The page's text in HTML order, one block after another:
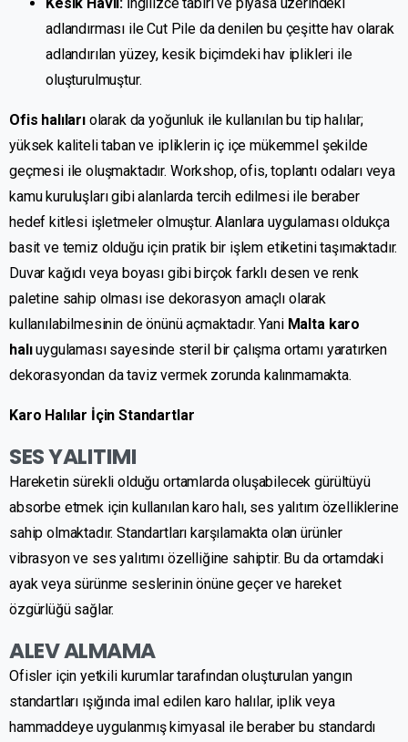
adlandırması ile Cut Pile da denilen bu çeşitte hav olarak
adlandırılan yüzey, kesik biçimdeki hav iplikleri ile
oluşturulmuştur.
Ofis halılarıolarak da yoğunluk ile kullanılan bu tip halılar;
yüksek kaliteli taban ve ipliklerin iç içe mükemmel şekilde
geçmesi ile oluşmaktadır. Workshop, ofis, toplantı odaları veya
kamu kuruluşları gibi alanlarda tercih edilmesi ile beraber
hedef kitlesi işletmeler olmuştur. Alanlara uygulaması oldukça
basit ve temiz olduğu için pratik bir işlem etiketini taşımaktadır.
Duvar kağıdı veya boyası gibi birçok farklı desen ve renk
paletine sahip olması ise dekorasyon amaçlı olarak
kullanılabilmesinin de önünü açmaktadır. Yani Malta karo
halıuygulaması sayesinde steril bir çalışma ortamı yaratırken
dekorasyondan da taviz vermek zorunda kalınmamakta.
Karo Halılar İçin Standartlar
SES YALITIMI
Hareketin sürekli olduğu ortamlarda oluşabilecek gürültüyü
absorbe etmek için kullanılan karo halı, ses yalıtım özelliklerine
sahip olmaktadır. Standartları karşılamakta olan ürünler
vibrasyon ve ses yalıtımı özelliğine sahiptir. Bu da ortamdaki
ayak veya sürünme seslerinin önüne geçer ve hareket
özgürlüğü sağlar.
ALEV ALMAMA
Ofisler için yetkili kurumlar tarafından oluşturulan yangın
standartları ışığında imal edilen karo halılar, iplik veya
hammaddeye uygulanmış kimyasal ile beraber bu standardı